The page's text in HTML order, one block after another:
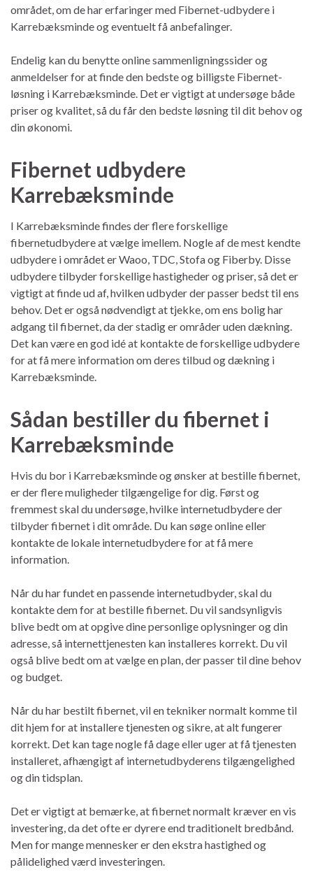
området, om de har erfaringer med Fibernet-udbydere i
Karrebæksminde og eventuelt få anbefalinger.
Endelig kan du benytte online sammenligningssider og
anmeldelser for at finde den bedste og billigste Fibernet-
løsning i Karrebæksminde. Det er vigtigt at undersøge både
priser og kvalitet, så du får den bedste løsning til dit behov og
din økonomi.
Fibernet udbydere
Karrebæksminde
I Karrebæksminde findes der flere forskellige
fibernetudbydere at vælge imellem. Nogle af de mest kendte
udbydere i området er Waoo, TDC, Stofa og Fiberby. Disse
udbydere tilbyder forskellige hastigheder og priser, så det er
vigtigt at finde ud af, hvilken udbyder der passer bedst til ens
behov. Det er også nødvendigt at tjekke, om ens bolig har
adgang til fibernet, da der stadig er områder uden dækning.
Det kan være en god idé at kontakte de forskellige udbydere
for at få mere information om deres tilbud og dækning i
Karrebæksminde.
Sådan bestiller du fibernet i
Karrebæksminde
Hvis du bor i Karrebæksminde og ønsker at bestille fibernet,
er der flere muligheder tilgængelige for dig. Først og
fremmest skal du undersøge, hvilke internetudbydere der
tilbyder fibernet i dit område. Du kan søge online eller
kontakte de lokale internetudbydere for at få mere
information.
Når du har fundet en passende internetudbyder, skal du
kontakte dem for at bestille fibernet. Du vil sandsynligvis
blive bedt om at opgive dine personlige oplysninger og din
adresse, så internettjenesten kan installeres korrekt. Du vil
også blive bedt om at vælge en plan, der passer til dine behov
og budget.
Når du har bestilt fibernet, vil en tekniker normalt komme til
dit hjem for at installere tjenesten og sikre, at alt fungerer
korrekt. Det kan tage nogle få dage eller uger at få tjenesten
installeret, afhængigt af internetudbyderens tilgængelighed
og din tidsplan.
Det er vigtigt at bemærke, at fibernet normalt kræver en vis
investering, da det ofte er dyrere end traditionelt bredbånd.
Men for mange mennesker er den ekstra hastighed og
pålidelighed værd investeringen.